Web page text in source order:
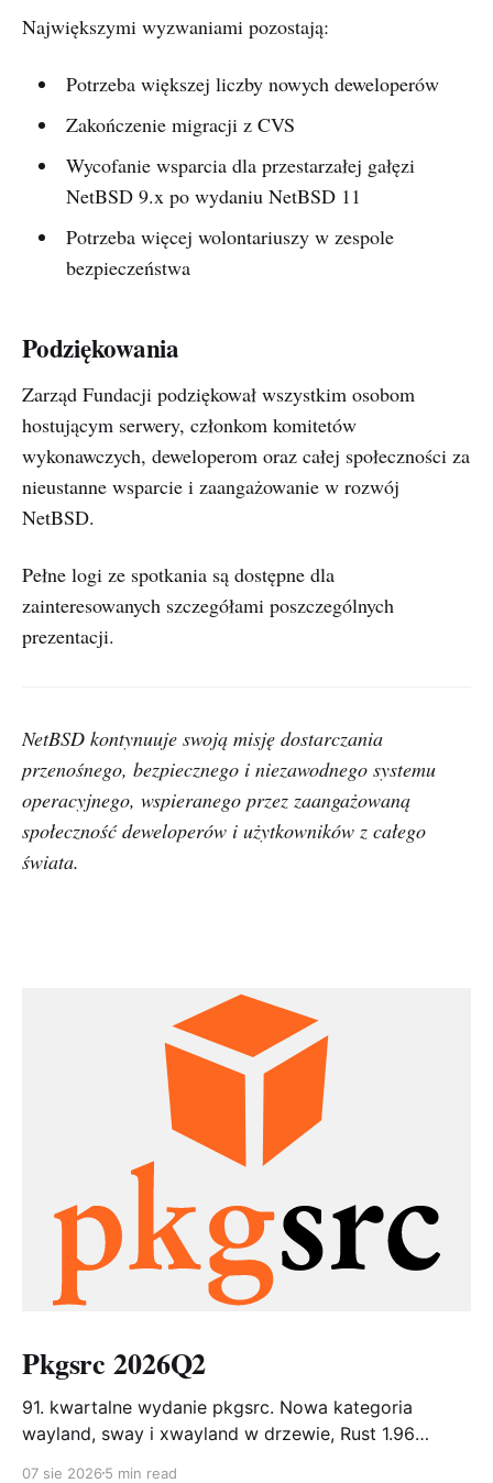
Największymi wyzwaniami pozostają:
Potrzeba większej liczby nowych deweloperów
Zakończenie migracji z CVS
Wycofanie wsparcia dla przestarzałej gałęzi
NetBSD 9.x po wydaniu NetBSD 11
Potrzeba więcej wolontariuszy w zespole
bezpieczeństwa
Podziękowania
Zarząd Fundacji podziękował wszystkim osobom
hostującym serwery, członkom komitetów
wykonawczych, deweloperom oraz całej społeczności za
nieustanne wsparcie i zaangażowanie w rozwój
NetBSD.
Pełne logi ze spotkania są dostępne dla
zainteresowanych szczegółami poszczególnych
prezentacji.
NetBSD kontynuuje swoją misję dostarczania
przenośnego, bezpiecznego i niezawodnego systemu
operacyjnego, wspieranego przez zaangażowaną
społeczność deweloperów i użytkowników z całego
świata.
Pkgsrc 2026Q2
91. kwartalne wydanie pkgsrc. Nowa kategoria
wayland, sway i xwayland w drzewie, Rust 1.96
07 sie 2026 5 min read